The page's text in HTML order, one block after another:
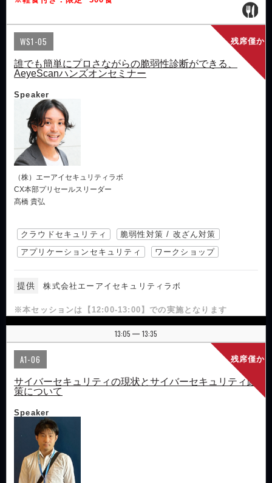
残席僅か
WS1-05
誰でも簡単にプロさながらの脆弱性診断ができる、
AeyeScanハンズオンセミナー
Speaker
（株）エーアイセキュリティラボ
CX本部プリセールスリーダー
髙橋 貴弘
クラウドセキュリティ
脆弱性対策 / 改ざん対策
アプリケーションセキュリティ
ワークショップ
提供 株式会社エーアイセキュリティラボ
※本セッションは【12:00-13:00】での実施となります
13:05 | 13:35
残席僅か
A1-06
サイバーセキュリティの現状とサイバーセキュリティ政
策について
Speaker